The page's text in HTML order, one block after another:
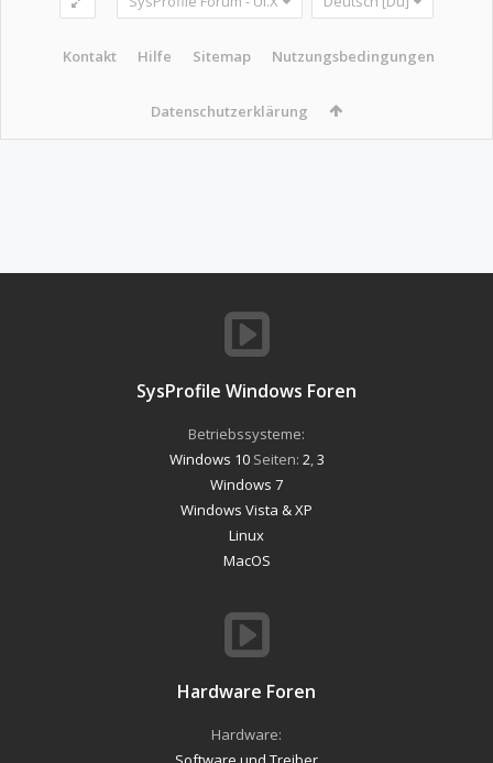
Kontakt Hilfe Sitemap Nutzungsbedingungen
Datenschutzerklärung
SysProfile Windows Foren
Betriebssysteme:
Windows 10Seiten: 2,3
Windows 7
Windows Vista & XP
Linux
MacOS
Hardware Foren
Hardware: